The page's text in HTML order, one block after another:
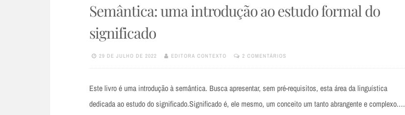
Semântica: uma introdução ao estudo formal do
significado
29 DE JULHO DE 2022 EDITORA CONTEXTO 2 COMENTÁRIOS
Este livro é uma introdução à semântica. Busca apresentar, sem pré-requisitos, esta área da linguística
dedicada ao estudo do significado.Significado é, ele mesmo, um conceito um tanto abrangente e complexo.…